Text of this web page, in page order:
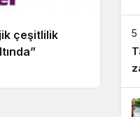
çeşitlilik
5